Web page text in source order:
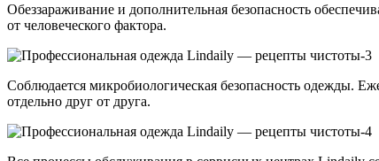
Обеззараживание и дополнительная безопасность
от человеческого фактора.
Соблюдается микробиологическая безопасность одежды.
отдельно друг от друга.